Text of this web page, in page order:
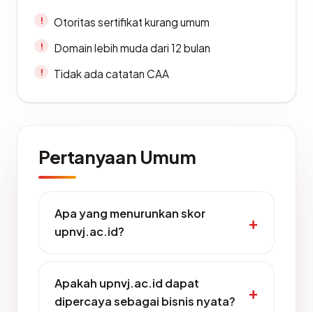
Otoritas sertifikat kurang umum
Domain lebih muda dari 12 bulan
Tidak ada catatan CAA
Pertanyaan Umum
Apa yang menurunkan skor
upnvj.ac.id?
Apakah upnvj.ac.id dapat
dipercaya sebagai bisnis nyata?